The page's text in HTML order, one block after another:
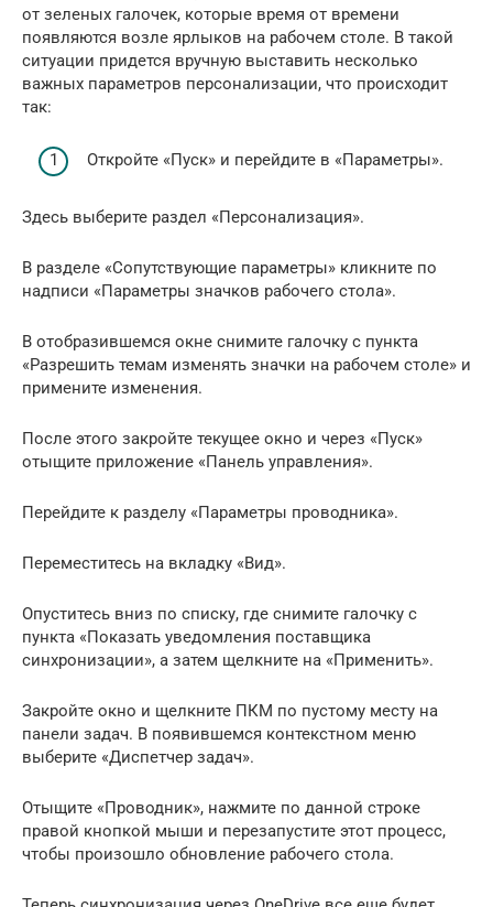
от зеленых галочек, которые время от времени
появляются возле ярлыков на рабочем столе. В такой
ситуации придется вручную выставить несколько
важных параметров персонализации, что происходит
так:
Откройте «Пуск» и перейдите в «Параметры».
Здесь выберите раздел «Персонализация».
В разделе «Сопутствующие параметры» кликните по
надписи «Параметры значков рабочего стола».
В отобразившемся окне снимите галочку с пункта
«Разрешить темам изменять значки на рабочем столе» и
примените изменения.
После этого закройте текущее окно и через «Пуск»
отыщите приложение «Панель управления».
Перейдите к разделу «Параметры проводника».
Переместитесь на вкладку «Вид».
Опуститесь вниз по списку, где снимите галочку с
пункта «Показать уведомления поставщика
синхронизации», а затем щелкните на «Применить».
Закройте окно и щелкните ПКМ по пустому месту на
панели задач. В появившемся контекстном меню
выберите «Диспетчер задач».
Отыщите «Проводник», нажмите по данной строке
правой кнопкой мыши и перезапустите этот процесс,
чтобы произошло обновление рабочего стола.